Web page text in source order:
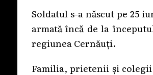
Soldatul s-a născut pe 25
armată încă de la
regiunea Cernăuți.
Familia, prietenii și